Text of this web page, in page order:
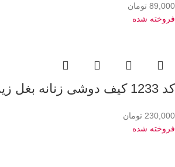
89,000 تومان
فروخته شده
کد 1233 کیف دوشی زنانه بغل زیپ
230,000 تومان
فروخته شده